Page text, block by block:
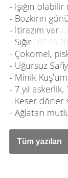
- Işığın
- Bozkırın
- İtirazım var/
- Sığır/
- Çokomel,
- Uğursuz
- Minik Kuş’um
- 7 yıl
- Keser döner
- Ağlatan